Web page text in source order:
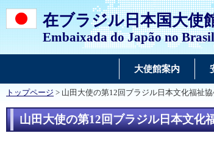
在ブラジル日本国大使
Embaixada do Japão no Brasil
大使館案内
トップページ > 山田大使の第12回ブラジル日本文化福祉
山田大使の第12回ブラジル日本文化